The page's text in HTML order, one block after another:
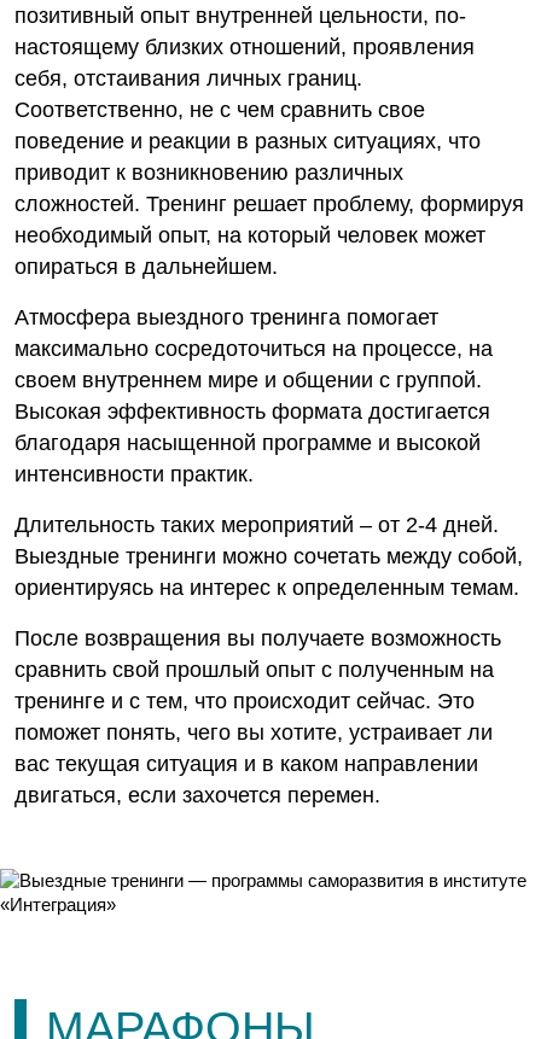
позитивный опыт внутренней цельности, по-
настоящему близких отношений, проявления
себя, отстаивания личных границ.
Соответственно, не с чем сравнить свое
поведение и реакции в разных ситуациях, что
приводит к возникновению различных
сложностей. Тренинг решает проблему, формируя
необходимый опыт, на который человек может
опираться в дальнейшем.
Атмосфера выездного тренинга помогает
максимально сосредоточиться на процессе, на
своем внутреннем мире и общении с группой.
Высокая эффективность формата достигается
благодаря насыщенной программе и высокой
интенсивности практик.
Длительность таких мероприятий – от 2-4 дней.
Выездные тренинги можно сочетать между собой,
ориентируясь на интерес к определенным темам.
После возвращения вы получаете возможность
сравнить свой прошлый опыт с полученным на
тренинге и с тем, что происходит сейчас. Это
поможет понять, чего вы хотите, устраивает ли
вас текущая ситуация и в каком направлении
двигаться, если захочется перемен.
МАРАФОНЫ